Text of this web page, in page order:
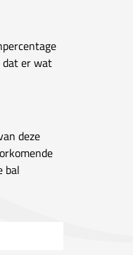
dat er wat
deze
bal